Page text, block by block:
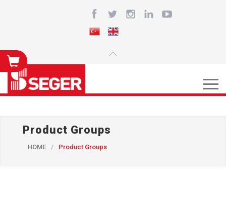
Product Groups
HOME / Product Groups